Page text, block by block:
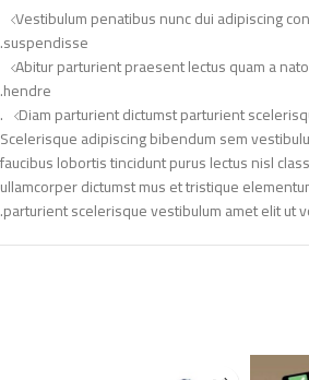
Vestibulum penatibus nunc dui adipiscing
suspendisse.
Abitur parturient praesent lectus quam a
hendre.
Diam parturient dictumst parturient
Scelerisque adipiscing bibendum sem
faucibus lobortis tincidunt purus lectus nisl
ullamcorper dictumst mus et tristique
parturient scelerisque vestibulum amet elit ut